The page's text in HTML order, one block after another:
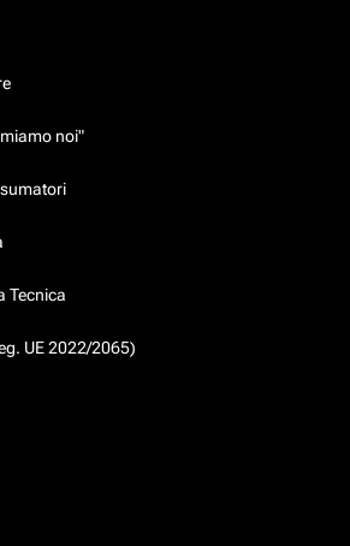
noi"
Tecnica
UE 2022/2065)